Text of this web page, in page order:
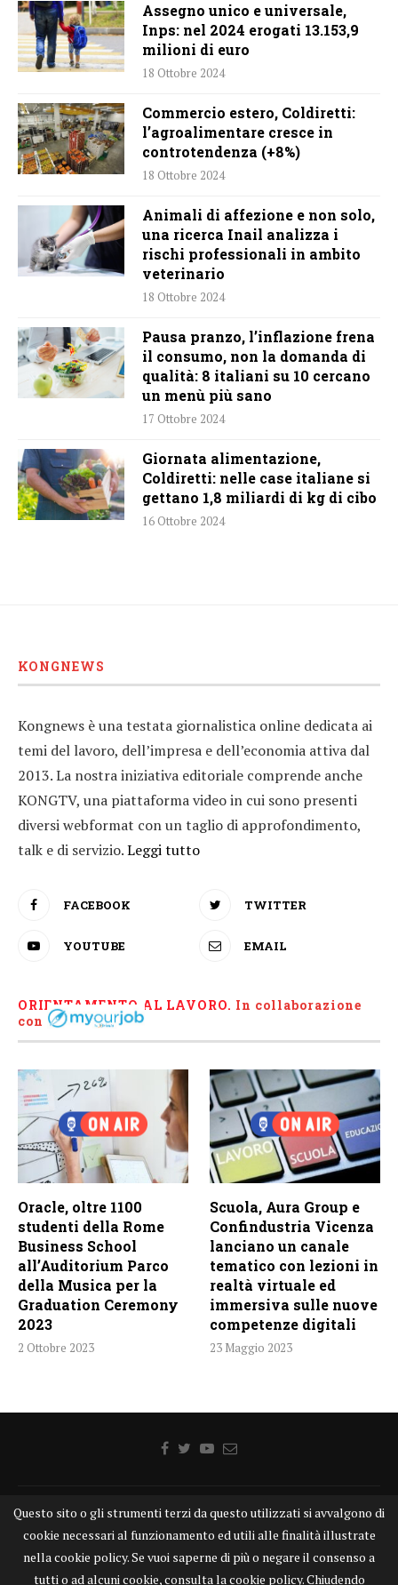
Assegno unico e universale,
Inps: nel 2024 erogati 13.153,9
milioni di euro
18 Ottobre 2024
Commercio estero, Coldiretti:
l’agroalimentare cresce in
controtendenza (+8%)
18 Ottobre 2024
Animali di affezione e non solo,
una ricerca Inail analizza i
rischi professionali in ambito
veterinario
18 Ottobre 2024
Pausa pranzo, l’inflazione frena
il consumo, non la domanda di
qualità: 8 italiani su 10 cercano
un menù più sano
17 Ottobre 2024
Giornata alimentazione,
Coldiretti: nelle case italiane si
gettano 1,8 miliardi di kg di cibo
16 Ottobre 2024
KONGNEWS
Kongnews è una testata giornalistica online dedicata ai
temi del lavoro, dell’impresa e dell’economia attiva dal
2013. La nostra iniziativa editoriale comprende anche
KONGTV, una piattaforma video in cui sono presenti
diversi webformat con un taglio di approfondimento,
talk e di servizio.Leggi tutto
FACEBOOK TWITTER
YOUTUBE EMAIL
ORIENTAMENTO AL LAVORO. In collaborazione
con
Oracle, oltre 1100
studenti della Rome
Business School
all’Auditorium Parco
della Musica per la
Graduation Ceremony
2023
2 Ottobre 2023
Scuola, Aura Group e
Confindustria Vicenza
lanciano un canale
tematico con lezioni in
realtà virtuale ed
immersiva sulle nuove
competenze digitali
23 Maggio 2023
Home Chi siamo Disclaimer Cookie Contatti
Privacy Policy KONGTV
KONGnews ©KONG Comunicazione s.r.l. - P.IVA: 15049871005
Questo sito o gli strumenti terzi da questo utilizzati si avvalgono di
cookie necessari al funzionamento ed utili alle finalità illustrate
nella cookie policy. Se vuoi saperne di più o negare il consenso a
tutti o ad alcuni cookie, consulta la cookie policy. Chiudendo